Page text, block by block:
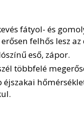
fátyol- és
felhős lesz
eső, zápor.
többfelé
éjszakai